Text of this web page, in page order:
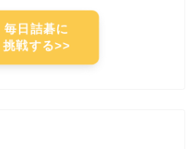
毎日詰碁に
挑戦する>>